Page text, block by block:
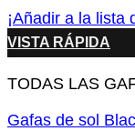
¡Añadir a la lista
VISTA RÁPIDA
TODAS LAS
Gafas de sol